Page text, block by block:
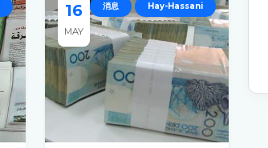
16
MAY
消息 Hay-Hassani